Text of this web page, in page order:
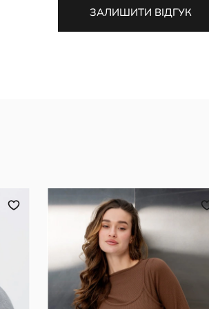
ЗАЛИШИТИ ВІДГУК